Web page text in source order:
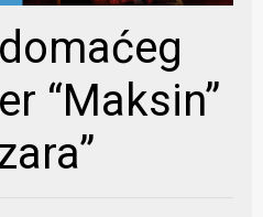
“Maksin”